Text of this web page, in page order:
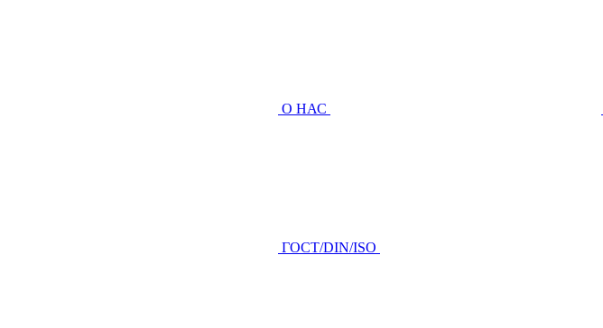
О НАС
ГOCТ/DIN/ISO